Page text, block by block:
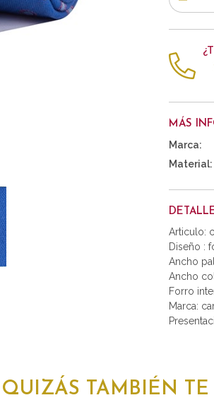
de
artículos
MÁS
Marca:
Material:
Articulo:
Diseño :
Ancho
Ancho
Forro
Marca:
QUIZÁS TAMBIÉN TE